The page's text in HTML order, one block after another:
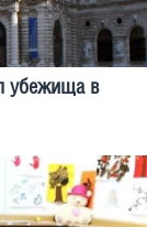
убежища в